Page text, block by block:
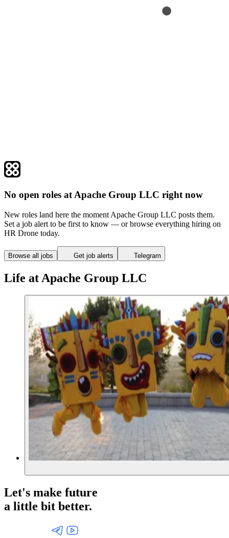
No open roles at Apache Group LLC right now
New roles land here the moment Apache Group LLC posts them.
Set a job alert to be first to know — or browse everything hiring on
HR Drone today.
Browse all jobs Get job alerts Telegram
Life at Apache Group LLC
Let's make future
a little bit better.